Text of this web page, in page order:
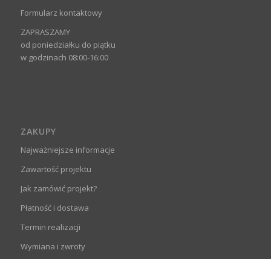
Formularz kontaktowy
ZAPRASZAMY
od poniedziałku do piątku
w godzinach 08:00-16:00
ZAKUPY
Najważniejsze informacje
Zawartość projektu
Jak zamówić projekt?
Płatność i dostawa
Termin realizacji
Wymiana i zwroty